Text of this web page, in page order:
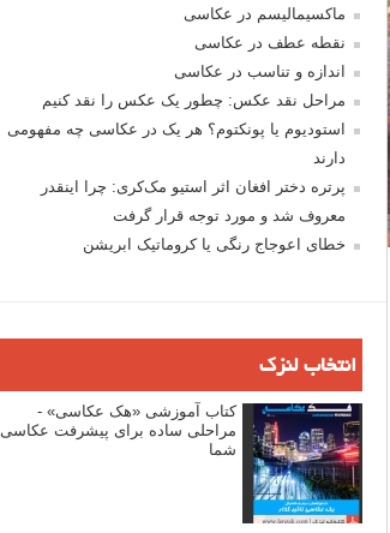
ماکسیمالیسم در عکاسی
نقطه عطف در عکاسی
اندازه و تناسب در عکاسی
مراحل نقد عکس: چطور یک عکس را نقد کنیم
استودیوم یا پونکتوم؟ هر یک در عکاسی چه مفهومی
دارند
پرتره دختر افغان اثر استیو مک‌کری: چرا اینقدر
معروف شد و مورد توجه قرار گرفت
خطای اعوجاج رنگی یا کروماتیک ابریشن
انتخاب لنزک
کتاب آموزشی «هک عکاسی» -
مراحلی ساده برای پیشرفت عکاسی
شما